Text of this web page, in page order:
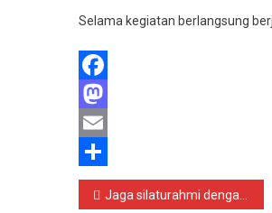
Selama kegiatan berlangsung
Facebook
Mastodon
Email
Share
Navigasi
Jaga silaturahmi dengan sesepuh, Bhabinkamtibmas polsek Pulomerak lakukan sowan